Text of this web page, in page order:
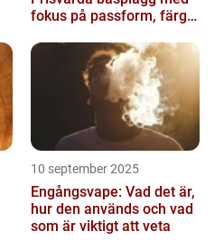
fokus på passform, färg
10 september 2025
Engångsvape: Vad det är,
hur den används och vad
som är viktigt att veta